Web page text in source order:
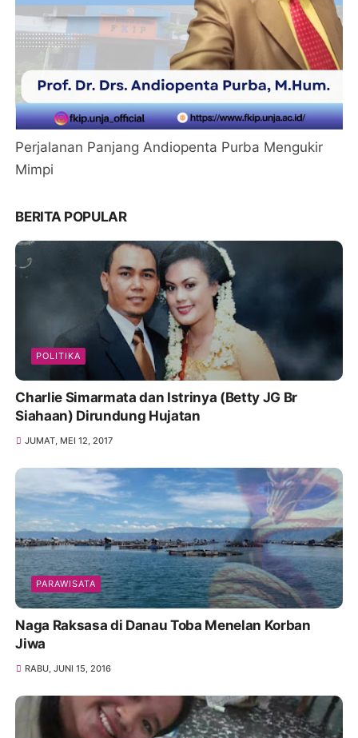
Perjalanan Panjang Andiopenta Purba Mengukir
Mimpi
BERITA POPULAR
POLITIKA
Charlie Simarmata dan Istrinya (Betty JG Br
Siahaan) Dirundung Hujatan
JUMAT, MEI 12, 2017
PARAWISATA
Naga Raksasa di Danau Toba Menelan Korban
Jiwa
RABU, JUNI 15, 2016